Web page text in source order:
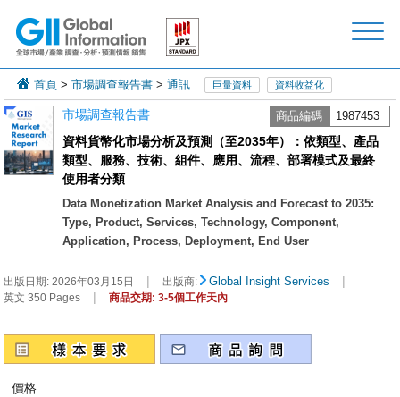
首頁 >市場調查報告書 >通訊 巨量資料 資料收益化
市場調查報告書 商品編碼 1987453
資料貨幣化市場分析及預測（至2035年）：依類型、產品
類型、服務、技術、組件、應用、流程、部署模式及最終
使用者分類
Data Monetization Market Analysis and Forecast to 2035:
Type, Product, Services, Technology, Component,
Application, Process, Deployment, End User
出版日期:2026年03月15日 | 出版商: Global Insight Services |
英文 350 Pages | 商品交期: 3-5個工作天內
價格